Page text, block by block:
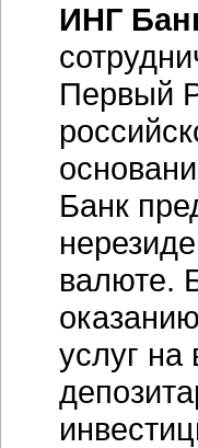
ИНГ
Первый
Банк
валюте.
услуг